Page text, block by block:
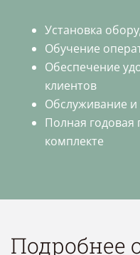
Установка
Обучение
Обеспечение
клиентов
Обслуживание
Полная годовая
комплекте
Подробнее